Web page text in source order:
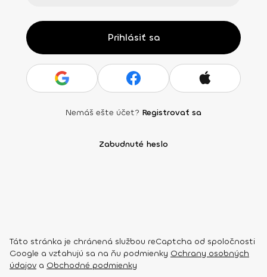
Prihlásiť sa
Nemáš ešte účet? Registrovať sa
Zabudnuté heslo
Táto stránka je chránená službou reCaptcha od spoločnosti
Google a vzťahujú sa na ňu podmienky Ochrany osobných
údajov a Obchodné podmienky